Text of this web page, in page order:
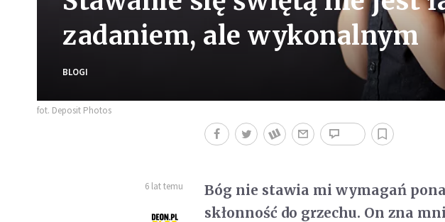
zadaniem, ale wykonalnym
BLOGI
fot. Deposit Photos
6 lat temu
Bóg nie stawia mi wymagań
skłonność do grzechu. On zna